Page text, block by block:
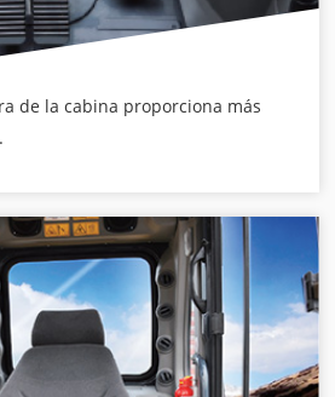
de la cabina proporciona más